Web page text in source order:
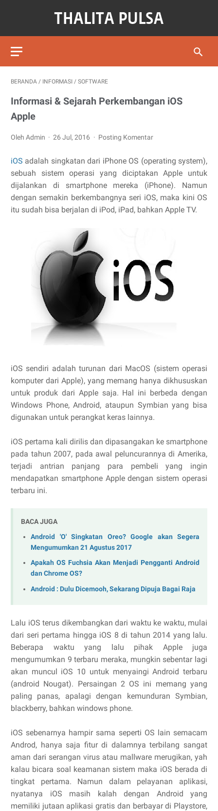
BERANDA / INFORMASI / SOFTWARE
Informasi & Sejarah Perkembangan iOS
Apple
Oleh Admin 26 Jul, 2016 Posting Komentar
iOS adalah singkatan dari iPhone OS (operating system),
sebuah sistem operasi yang diciptakan Apple untuk
dijalankan di smartphone mereka (iPhone). Namun
dengan semakin berkembangnya seri iOS, maka kini OS
itu sudah bisa berjalan di iPod, iPad, bahkan Apple TV.
iOS sendiri adalah turunan dari MacOS (sistem operasi
komputer dari Apple), yang memang hanya dikhususkan
untuk produk dari Apple saja. Hal ini berbeda dengan
Windows Phone, Android, ataupun Symbian yang bisa
digunakan untuk perangkat keras lainnya.
iOS pertama kali dirilis dan dipasangakan ke smartphone
pada tahun 2007, pada awal peluncurannya di Amerika,
terjadi antrian panjang para pembeli yang ingin
mendapatkan smartphone Apple dengan sistem operasi
terbaru ini.
BACA JUGA
Android 'O' Singkatan Oreo? Google akan Segera
Mengumumkan 21 Agustus 2017
Apakah OS Fuchsia Akan Menjadi Pengganti Android
dan Chrome OS?
Android : Dulu Dicemooh, Sekarang Dipuja Bagai Raja
Lalu iOS terus dikembangkan dari waktu ke waktu, mulai
dari seri pertama hingga iOS 8 di tahun 2014 yang lalu.
Beberapa waktu yang lalu pihak Apple juga
mengumumkan 9 terbaru meraka, mungkin sebentar lagi
akan muncul iOS 10 untuk menyaingi Android terbaru
(android Nougat). Persaingan 2 OS ini memang yang
paling panas, apalagi dengan kemunduran Symbian,
blackberry, bahkan windows phone.
iOS sebenarnya hampir sama seperti OS lain semacam
Androd, hanya saja fitur di dalamnya terbilang sangat
aman dari serangan virus atau mallware merugikan, yah
kalau bicara soal keamanan sistem maka iOS berada di
tingkat pertama. Namun dalam pelayanan aplikasi,
nyatanya iOS masih kalah dengan Android yang
memiliki jutaan aplikasi gratis dan berbayar di Playstore,